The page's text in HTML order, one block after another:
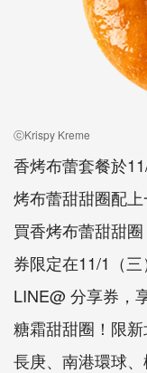
ⓒKrispy Kreme
香烤布蕾套餐於
烤布蕾甜甜圈配
買香烤布蕾甜甜
券限定在11/1（
LINE@ 分享券，
糖霜甜甜圈！限
長庚、南港環球、